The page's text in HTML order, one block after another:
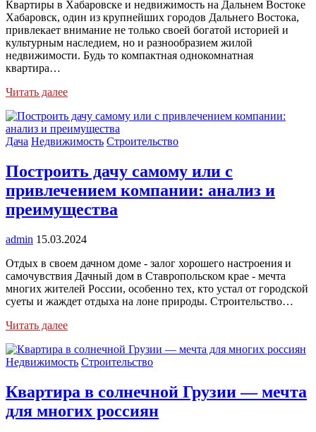
Квартиры в Хабаровске и недвижимость на Дальнем Востоке
Хабаровск, один из крупнейших городов Дальнего Востока,
привлекает внимание не только своей богатой историей и
культурным наследием, но и разнообразием жилой
недвижимости. Будь то компактная однокомнатная
квартира…
Читать далее
Дача Недвижимость Строительство
Построить дачу самому или с
привлечением компании: анализ и
преимущества
admin 15.03.2024
Отдых в своем дачном доме - залог хорошего настроения и
самочувствия Дачный дом в Ставропольском крае - мечта
многих жителей России, особенно тех, кто устал от городской
суеты и жаждет отдыха на лоне природы. Строительство…
Читать далее
Недвижимость Строительство
Квартира в солнечной Грузии — мечта
для многих россиян